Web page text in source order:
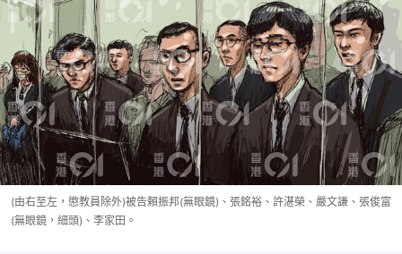
(由右至左，懲教員除外)被告賴振邦(無眼鏡)、張銘裕、許湛榮、嚴文謙、張俊富
(無眼鏡，細頭)、李家田。